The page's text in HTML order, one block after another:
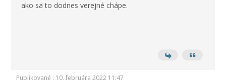
ako sa to dodnes verejné chápe.
Publikované : 10. februára 2022 11:47